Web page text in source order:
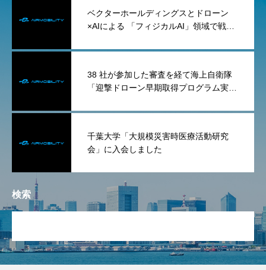
ベクターホールディングスとドローン
×AIによる 「フィジカルAI」領域で戦略
38 社が参加した審査を経て海上自衛隊
「迎撃ドローン早期取得プログラム実証
千葉大学「大規模災害時医療活動研究
会」に入会しました
検索